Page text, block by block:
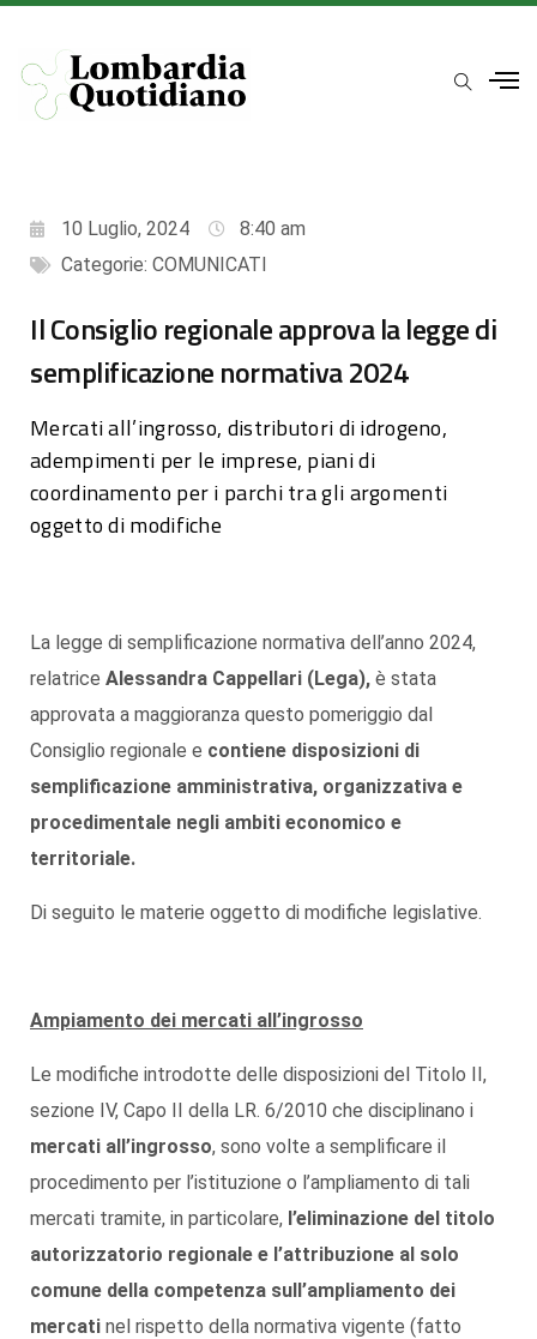
10 Luglio, 2024
8:40 am
Categorie: COMUNICATI
Il Consiglio regionale approva la legge di
semplificazione normativa 2024
Mercati all’ingrosso, distributori di idrogeno,
adempimenti per le imprese, piani di
coordinamento per i parchi tra gli argomenti
oggetto di modifiche
La legge di semplificazione normativa dell’anno 2024,
relatrice Alessandra Cappellari (Lega), è stata
approvata a maggioranza questo pomeriggio dal
Consiglio regionale e contiene disposizioni di
semplificazione amministrativa, organizzativa e
procedimentale negli ambiti economico e
territoriale.
Di seguito le materie oggetto di modifiche legislative.
Ampiamento dei mercati all’ingrosso
Le modifiche introdotte delle disposizioni del Titolo II,
sezione IV, Capo II della LR. 6/2010 che disciplinano i
mercati all’ingrosso, sono volte a semplificare il
procedimento per l’istituzione o l’ampliamento di tali
mercati tramite, in particolare, l’eliminazione del titolo
autorizzatorio regionale e l’attribuzione al solo
comune della competenza sull’ampliamento dei
mercati nel rispetto della normativa vigente (fatto